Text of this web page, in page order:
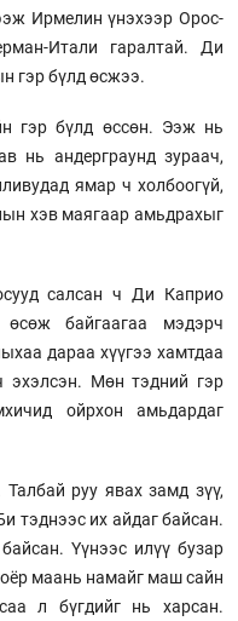
Ирмелин үнэхээр Орос-
Итали гаралтай. Ди
гэр бүлд өсжээ.
гэр бүлд өссөн. Ээж нь
нь андерграунд зураач,
ямар ч холбоогүй,
хэв маягаар амьдрахыг
салсан ч Ди Каприо
байгаагаа мэдэрч
дараа хүүгээ хамтдаа
эхэлсэн. Мөн тэдний гэр
ойрхон амьдардаг
руу явах замд зүү,
тэднээс их айдаг байсан.
Үүнээс илүү бузар
маань намайг маш сайн
л бүгдийг нь харсан.